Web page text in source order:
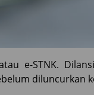
e-STNK.
diluncurkan